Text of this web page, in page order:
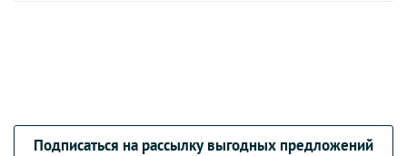
Подписаться на рассылку выгодных предложений